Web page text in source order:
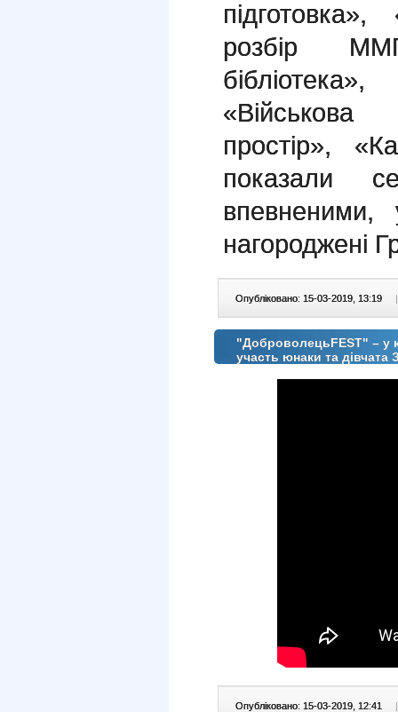
розбір
«Військова
простір»,
показали
нагороджені
Опубліковано: 15-03-2019, 13:19 |
"ДоброволецьFEST" – у
участь юнаки та
Опубліковано: 15-03-2019, 12:41 |